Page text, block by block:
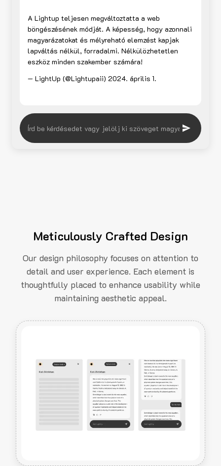
A Lightup teljesen megváltoztatta a web
böngészésének módját. A képesség, hogy azonnali
magyarázatokat és mélyreható elemzést kapjak
lapváltás nélkül, forradalmi. Nélkülözhetetlen
eszköz minden szakember számára!
— LightUp (@Lightupaii) 2024. április 1.
Meticulously Crafted Design
Our design philosophy focuses on attention to
detail and user experience. Each element is
thoughtfully placed to enhance usability while
maintaining aesthetic appeal.